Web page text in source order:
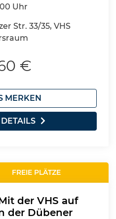
Uhr
Str. 33/35, VHS
€
MERKEN
FREIE PLÄTZE
der VHS auf
der Dübener